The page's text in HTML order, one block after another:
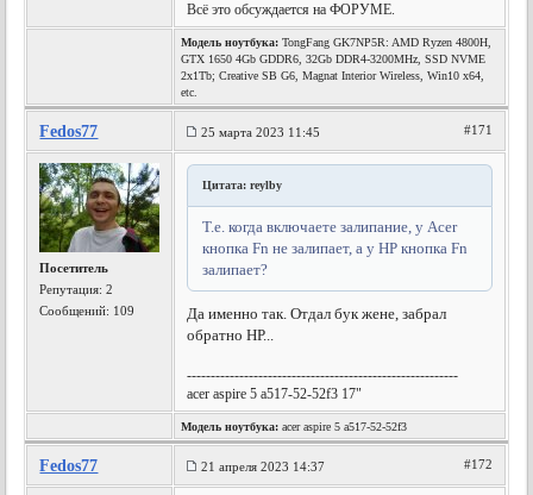
Всё это обсуждается на ФОРУМЕ.
Модель ноутбука: TongFang GK7NP5R: AMD Ryzen 4800H,
GTX 1650 4Gb GDDR6, 32Gb DDR4-3200MHz, SSD NVME
2x1Tb; Creative SB G6, Magnat Interior Wireless, Win10 x64,
etc.
Fedos77 25 марта 2023 11:45 #171
Посетитель
Репутация:2
Сообщений: 109
Цитата: reylby
Т.е. когда включаете залипание, у Acer
кнопка Fn не залипает, а у HP кнопка Fn
залипает?
Да именно так. Отдал бук жене, забрал
обратно НР...
---------------------------------------------------------
acer aspire 5 a517-52-52f3 17"
Модель ноутбука: acer aspire 5 a517-52-52f3
Fedos77 21 апреля 2023 14:37 #172